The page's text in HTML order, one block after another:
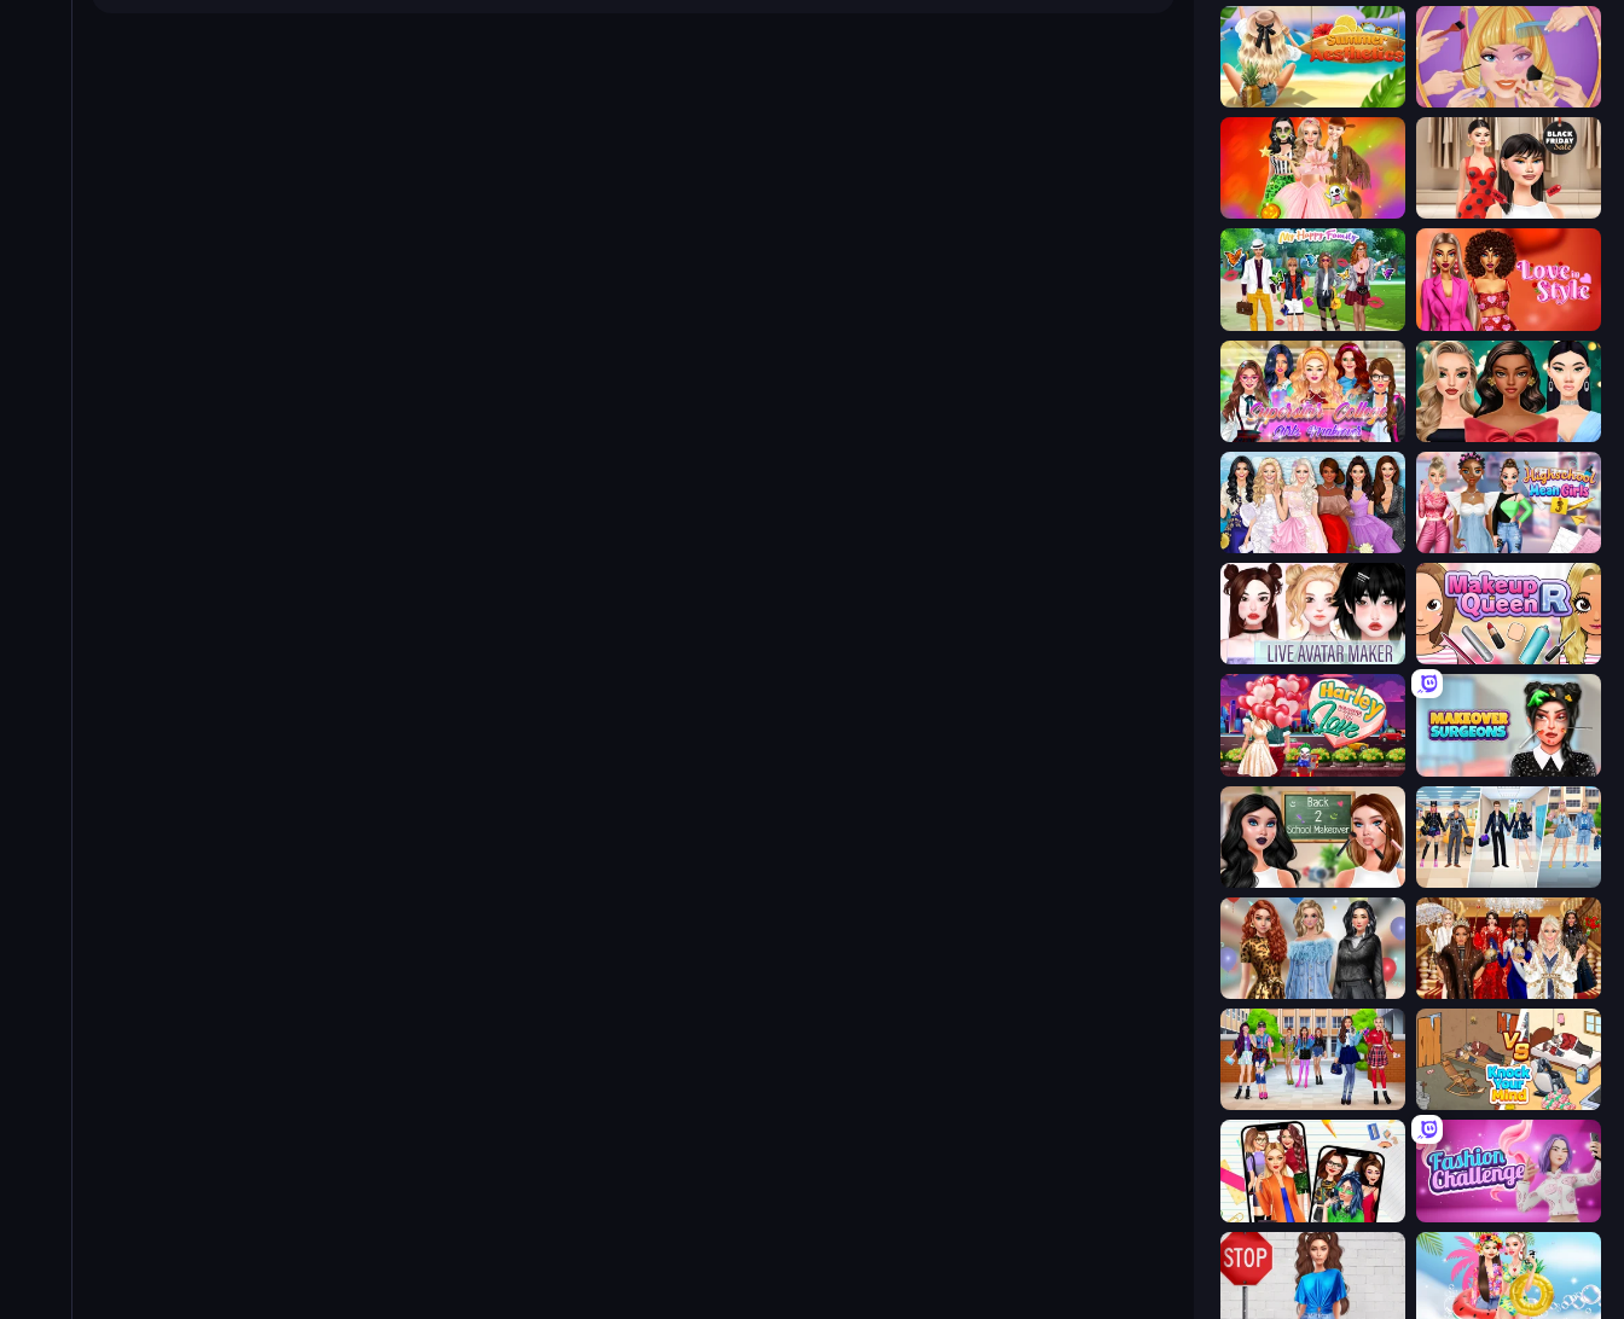
Summer Aesthetics Extreme Makeover
Iconic Halloween Costumes Shopaholic Black Friday
Superstar Family Dress Up Love In Style
Superstar College Girls Makeover New Year's Eve Makeup
Model Dress Up Girl Highschool Mean Girls 3
Live Avatar Maker: Girls Make Up Queen R
Harley Learns To Love Makeover Surgeons
College Girl & Boy Makeover
Black Friday Mystery Sale Royal Dress Up - Fashion Queen
High School BFFs: Girls Team Knock Your Mind
Highschool Mean Girls 2 Fashion Challenge: Catwalk Run